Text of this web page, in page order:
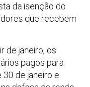
da isenção do
que recebem
de janeiro, os
pagos para
de janeiro e